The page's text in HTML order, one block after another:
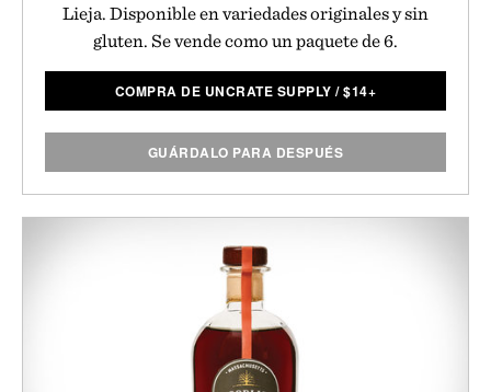
Lieja. Disponible en variedades originales y sin
gluten. Se vende como un paquete de 6.
COMPRA DE UNCRATE SUPPLY /$14+
GUÁRDALO PARA DESPUÉS